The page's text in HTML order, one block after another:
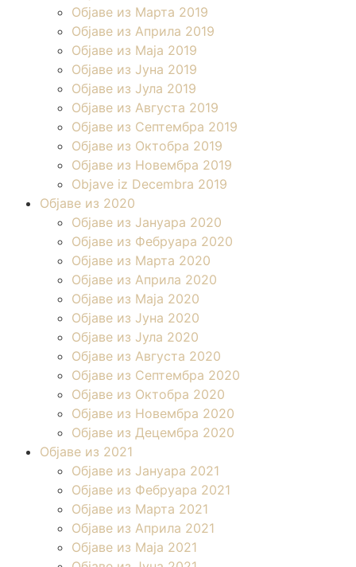
Објаве из Марта 2019
Објаве из Априла 2019
Објаве из Маја 2019
Објаве из Јуна 2019
Објаве из Јула 2019
Објаве из Августа 2019
Објаве из Септембра 2019
Објаве из Октобра 2019
Објаве из Новембра 2019
Objave iz Decembra 2019
Објаве из 2020
Објаве из Јануара 2020
Објаве из Фебруара 2020
Објаве из Марта 2020
Објаве из Априла 2020
Објаве из Маја 2020
Објаве из Јуна 2020
Објаве из Јула 2020
Објаве из Августа 2020
Објаве из Септембра 2020
Објаве из Октобра 2020
Објаве из Новембра 2020
Објаве из Децембра 2020
Објаве из 2021
Објаве из Јануара 2021
Објаве из Фебруара 2021
Објаве из Марта 2021
Објаве из Априла 2021
Објаве из Маја 2021